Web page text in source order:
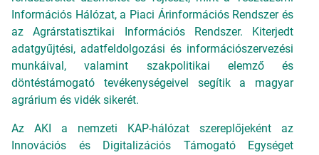
Információs Hálózat, a Piaci Árinformációs Rendszer és
az Agrárstatisztikai Információs Rendszer. Kiterjedt
adatgyűjtési, adatfeldolgozási és információszervezési
munkáival, valamint szakpolitikai elemző és
döntéstámogató tevékenységeivel segítik a magyar
agrárium és vidék sikerét.
Az AKI a nemzeti KAP-hálózat szereplőjeként az
Innovációs és Digitalizációs Támogató Egységet